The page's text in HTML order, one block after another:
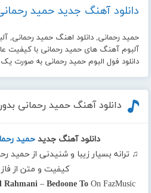
دانلود آهنگ جدید حمید
حمید رحمانی, دانلود اهنگ حمید رحمانی,
آلبوم آهنگ های حمید رحمانی با کیفیت عالی
دانلود فول البوم حمید رحمانی به صورت
دانلود آهنگ حمید رحمانی
دانلود آهنگ جدید حمید
♫ ترانه بسیار زیبا و شنیدنی از حمید
کیفیت و متن از
Rahmani – Bedoone To On FazMusic